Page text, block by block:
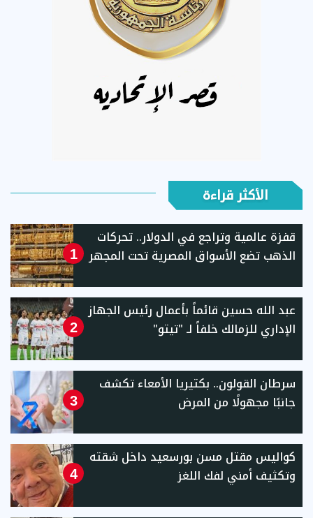
الأكثر قراءة
1
قفزة عالمية وتراجع في الدولار.. تحركات
الذهب تضع الأسواق المصرية تحت المجهر
2
عبد الله حسين قائماً بأعمال رئيس الجهاز
الإداري للزمالك خلفاً لـ "تيتو"
3
سرطان القولون.. بكتيريا الأمعاء تكشف
جانبًا مجهولًا من المرض
4
كواليس مقتل مسن بورسعيد داخل شقته
وتكثيف أمني لفك اللغز